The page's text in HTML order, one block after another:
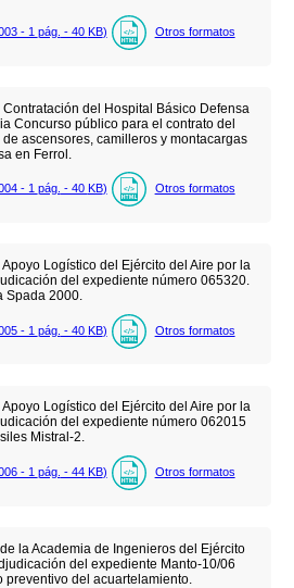
- 1 pág. - 40 KB) Otros formatos
del Hospital Básico Defensa
Concurso público para el contrato del
ascensores, camilleros y montacargas
en Ferrol.
- 1 pág. - 40 KB) Otros formatos
Logístico del Ejército del Aire por la
del expediente número 065320.
Spada 2000.
- 1 pág. - 40 KB) Otros formatos
Logístico del Ejército del Aire por la
del expediente número 062015
Mistral-2.
- 1 pág. - 44 KB) Otros formatos
la Academia de Ingenieros del Ejército
del expediente Manto-10/06
del acuartelamiento.